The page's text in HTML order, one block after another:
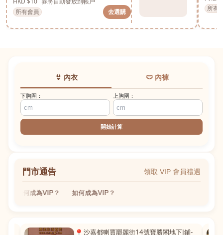
所有會員
去選購
所有
👙 內衣 🩲 內褲
下胸圍： 上胸圍：
開始計算
門市通告 領取 VIP 會員禮遇
如何成為VIP？ 如何成為VIP？
沙嘉都喇賈罷麗街14號寶勝閣地下J鋪-